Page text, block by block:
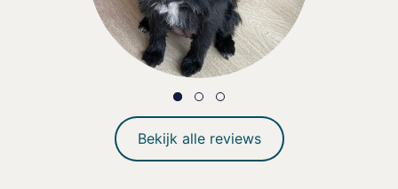
Bekijk alle reviews